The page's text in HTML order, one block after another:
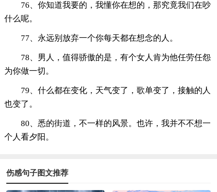
76、你知道我要的，我懂你在想的，那究竟我们在吵
什么呢。
77、永远别放弃一个你每天都在想念的人。
78、男人，值得骄傲的是，有个女人肯为他任劳任怨
为你做一切。
79、什么都在变化，天气变了，歌单变了，接触的人
也变了。
80、悉的街道，不一样的风景。也许，我并不不想一
个人看夕阳。
伤感句子图文推荐